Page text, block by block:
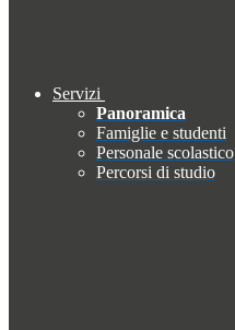
Servizi
Panoramica
Famiglie e studenti
Personale scolastico
Percorsi di studio